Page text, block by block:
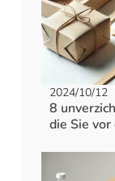
2024/10/12
8
die Sie